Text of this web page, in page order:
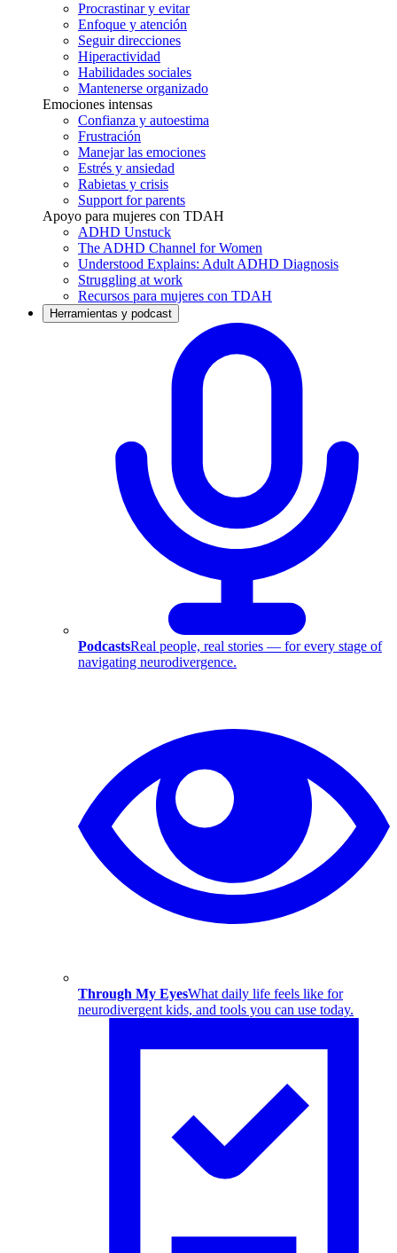
Procrastinar y evitar
Enfoque y atención
Seguir direcciones
Hiperactividad
Habilidades sociales
Mantenerse organizado
Emociones intensas
Confianza y autoestima
Frustración
Manejar las emociones
Estrés y ansiedad
Rabietas y crisis
Support for parents
Apoyo para mujeres con TDAH
ADHD Unstuck
The ADHD Channel for Women
Understood Explains: Adult ADHD Diagnosis
Struggling at work
Recursos para mujeres con TDAH
Herramientas y podcast
PodcastsReal people, real stories — for every stage of
navigating neurodivergence.
Through My EyesWhat daily life feels like for
neurodivergent kids, and tools you can use today.